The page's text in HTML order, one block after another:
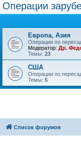
Операции
Европа, Азия
Операции по
Модератор: Др.
Темы: 23
США
Операции по
Темы: 5
Список форумов